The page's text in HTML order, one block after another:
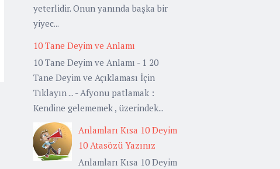
yeterlidir. Onun yanında başka bir
yiyec...
10 Tane Deyim ve Anlamı
10 Tane Deyim ve Anlamı - 1 20
Tane Deyim ve Açıklaması İçin
Tıklayın ... - Afyonu patlamak :
Kendine gelememek , üzerindek...
Anlamları Kısa 10 Deyim
10 Atasözü Yazınız
Anlamları Kısa 10 Deyim